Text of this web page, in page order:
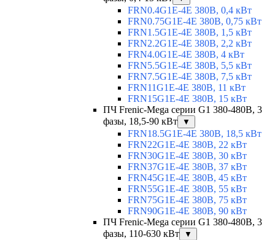
FRN0.4G1E-4E 380В, 0,4 кВт
FRN0.75G1E-4E 380В, 0,75 кВт
FRN1.5G1E-4E 380В, 1,5 кВт
FRN2.2G1E-4E 380В, 2,2 кВт
FRN4.0G1E-4E 380В, 4 кВт
FRN5.5G1E-4E 380В, 5,5 кВт
FRN7.5G1E-4E 380В, 7,5 кВт
FRN11G1E-4E 380В, 11 кВт
FRN15G1E-4E 380В, 15 кВт
ПЧ Frenic-Mega серии G1 380-480В, 3
фазы, 18,5-90 кВт
▼
FRN18.5G1E-4E 380В, 18,5 кВт
FRN22G1E-4E 380В, 22 кВт
FRN30G1E-4E 380В, 30 кВт
FRN37G1E-4E 380В, 37 кВт
FRN45G1E-4E 380В, 45 кВт
FRN55G1E-4E 380В, 55 кВт
FRN75G1E-4E 380В, 75 кВт
FRN90G1E-4E 380В, 90 кВт
ПЧ Frenic-Mega серии G1 380-480В, 3
фазы, 110-630 кВт
▼